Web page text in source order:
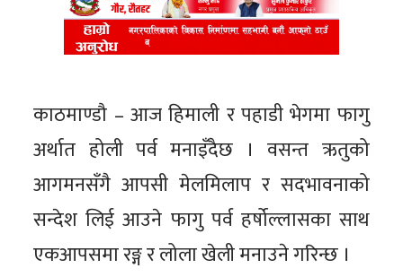
काठमाण्डौ – आज हिमाली र पहाडी भेगमा फागु
अर्थात होली पर्व मनाइँदैछ । वसन्त ऋतुको
आगमनसँगै आपसी मेलमिलाप र सदभावनाको
सन्देश लिई आउने फागु पर्व हर्षोल्लासका साथ
एकआपसमा रङ्ग र लोला खेली मनाउने गरिन्छ ।